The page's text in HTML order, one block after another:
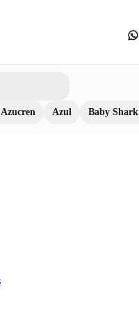
Azucren Azul Baby Shark